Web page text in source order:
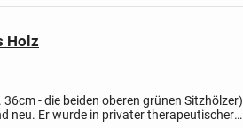
Holz
- die beiden oberen grünen Sitzhölzer)
neu. Er wurde in privater therapeutischer